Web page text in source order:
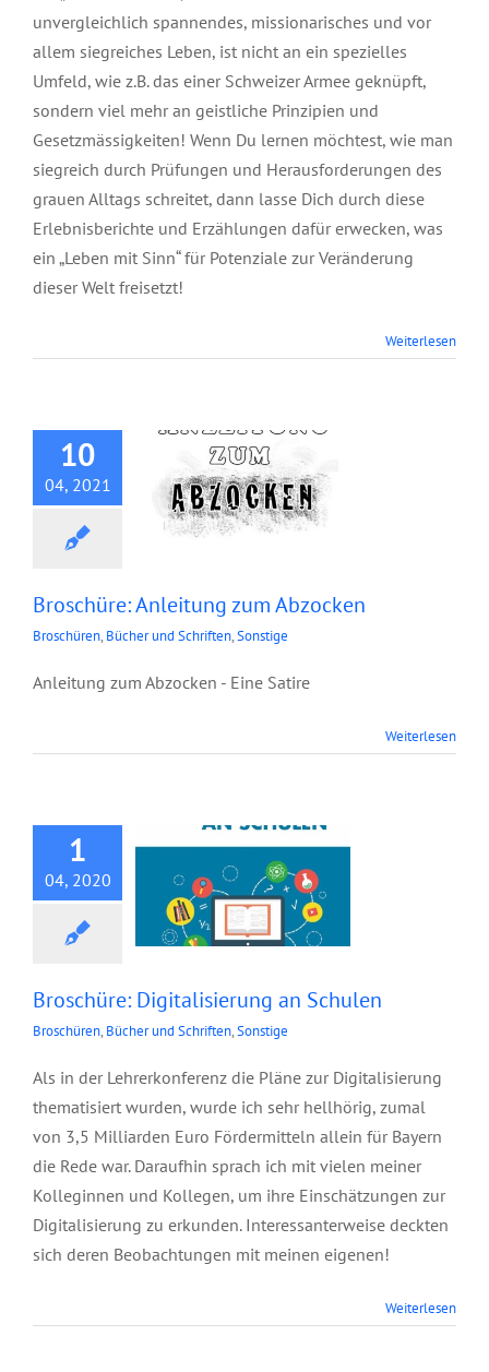
unvergleichlich spannendes, missionarisches und vor
allem siegreiches Leben, ist nicht an ein spezielles
Umfeld, wie z.B. das einer Schweizer Armee geknüpft,
sondern viel mehr an geistliche Prinzipien und
Gesetzmässigkeiten! Wenn Du lernen möchtest, wie man
siegreich durch Prüfungen und Herausforderungen des
grauen Alltags schreitet, dann lasse Dich durch diese
Erlebnisberichte und Erzählungen dafür erwecken, was
ein „Leben mit Sinn“ für Potenziale zur Veränderung
dieser Welt freisetzt!
Weiterlesen
10
04, 2021
Broschüre: Anleitung zum Abzocken
Broschüren, Bücher und Schriften,Sonstige
Anleitung zum Abzocken - Eine Satire
Weiterlesen
1
04, 2020
Broschüre: Digitalisierung an Schulen
Broschüren, Bücher und Schriften,Sonstige
Als in der Lehrerkonferenz die Pläne zur Digitalisierung
thematisiert wurden, wurde ich sehr hellhörig, zumal
von 3,5 Milliarden Euro Fördermitteln allein für Bayern
die Rede war. Daraufhin sprach ich mit vielen meiner
Kolleginnen und Kollegen, um ihre Einschätzungen zur
Digitalisierung zu erkunden. Interessanterweise deckten
sich deren Beobachtungen mit meinen eigenen!
Weiterlesen
Terroranschläge